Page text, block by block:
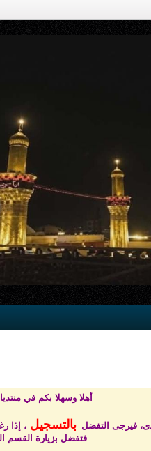
أهلا وسهلا بكم في منتد
فيرجى التفضل بالتسجيل ، إذا
فتفضل بزيارة القسم